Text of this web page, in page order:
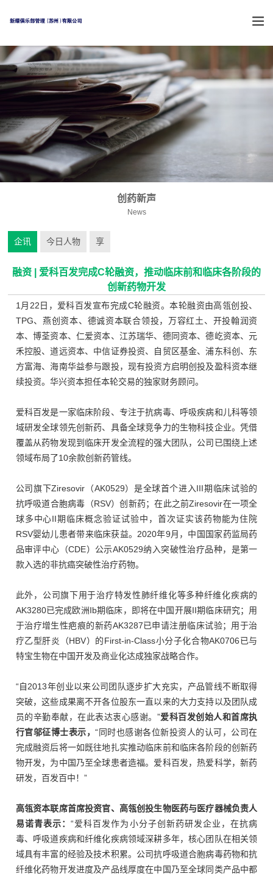
创药新声
News
企讯 今日人物 享
融资 | 爱科百发完成C轮融资，推动临床前和临床各阶段的
创新药物开发
1月22日，爱科百发宣布完成C轮融资。本轮融资由高瓴创投、
TPG、燕创资本、德诚资本联合领投，万容红土、开投翰润资
本、博荃资本、仁爱资本、江苏瑞华、德同资本、德屹资本、元
禾控股、道远资本、中信证券投资、自贸区基金、浦东科创、东
方富海、海南华益参与跟投，现有投资方启明创投及盈科资本继
续投资。 华兴资本担任本轮交易的独家财务顾问。
爱科百发是一家临床阶段、专注于抗病毒、呼吸疾病和儿科等领
域研发全球领先创新药、具备全球竞争力的生物科技企业。凭借
覆盖从药物发现到临床开发全流程的强大团队，公司已围绕上述
领域布局了10余款创新药管线。
公司旗下Ziresovir（AK0529）是全球首个进入III期临床试验的
抗呼吸道合胞病毒（RSV）创新药；在此之前Ziresovir在一项全
球多中心II期临床概念验证试验中，首次证实该药物能为住院
RSV婴幼儿患者带来临床获益。2020年9月，中国国家药监局药
品审评中心（CDE）公示AK0529纳入突破性治疗品种，是第一
款入选的非抗癌突破性治疗药物。
此外，公司旗下用于治疗特发性肺纤维化等多种纤维化疾病的
AK3280已完成欧洲Ib期临床，即将在中国开展II期临床研究；用
于治疗增生性疤痕的新药AK3287已申请注册临床试验；用于治
疗乙型肝炎（HBV）的First-in-Class小分子化合物AK0706已与
特宝生物在中国开发及商业化达成独家战略合作。
“自2013年创业以来公司团队逐步扩大充实，产品管线不断取得
突破，这些成果离不开各位股东一直以来的大力支持以及团队成
员的辛勤奉献，在此表达衷心感谢。”爱科百发创始人和首席执
行官邬征博士表示，“同时也感谢各位新投资人的认可，公司在
完成融资后将一如既往地扎实推动临床前和临床各阶段的创新药
物开发，为中国乃至全球患者造福。爱科百发，热爱科学，新药
研发，百发百中！”
高瓴资本联席首席投资官、高瓴创投生物医药与医疗器械负责人
易诺青表示：“爱科百发作为小分子创新药研发企业，在抗病
毒、呼吸道疾病和纤维化疾病领域深耕多年，核心团队在相关领
域具有丰富的经验及技术积累。公司抗呼吸道合胞病毒药物和抗
纤维化药物开发进度及产品线厚度在中国乃至全球同类产品中都